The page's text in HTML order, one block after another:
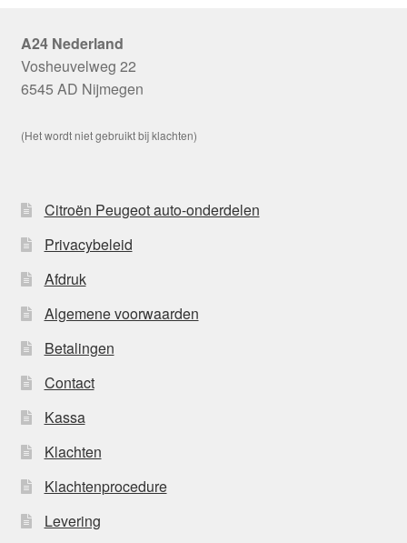
A24 Nederland
Vosheuvelweg 22
6545 AD Nijmegen
(Het wordt niet gebruikt bij klachten)
Citroën Peugeot auto-onderdelen
Privacybeleid
Afdruk
Algemene voorwaarden
Betalingen
Contact
Kassa
Klachten
Klachtenprocedure
Levering